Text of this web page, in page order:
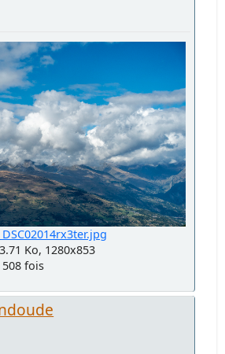
DSC02014rx3ter.jpg
Ko, 1280x853
fois